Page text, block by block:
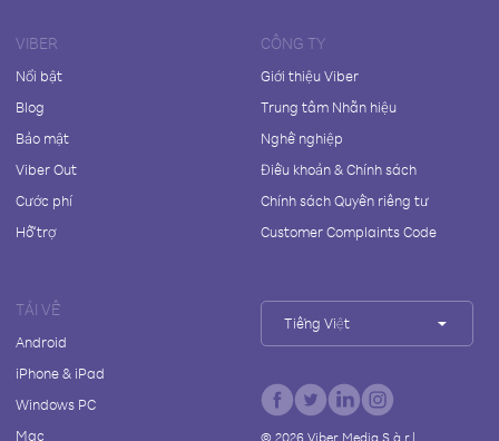
VIBER
Nổi bật
Blog
Bảo mật
Viber Out
Cước phí
Hỗ trợ
CÔNG TY
Giới thiệu Viber
Trung tâm Nhãn hiệu
Nghề nghiệp
Điều khoản & Chính sách
Chính sách Quyền riêng tư
Customer Complaints Code
TẢI VỀ
Android
iPhone & iPad
Windows PC
Mac
Tiếng Việt
© 2026Viber Media S.à r.l.